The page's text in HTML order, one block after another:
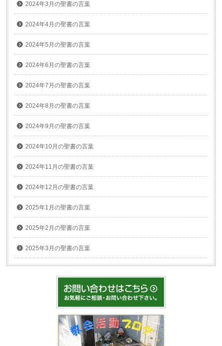
2024年3月の聖書の言葉
2024年4月の聖書の言葉
2024年5月の聖書の言葉
2024年6月の聖書の言葉
2024年7月の聖書の言葉
2024年8月の聖書の言葉
2024年9月の聖書の言葉
2024年10月の聖書の言葉
2024年11月の聖書の言葉
2024年12月の聖書の言葉
2025年1月の聖書の言葉
2025年2月の聖書の言葉
2025年3月の聖書の言葉